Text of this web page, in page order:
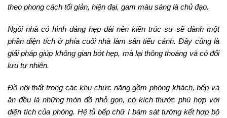
theo phong cách tối giản, hiện đại, gam màu sáng là chủ đạo.
Ngôi nhà có hình dáng hẹp dài nên kiến trúc sư sẽ dành một
phần diện tích ở phía cuối nhà làm sân tiểu cảnh. Đây cũng là
giải pháp giúp không gian bớt hẹp, mà lại thông thoáng và có đối
lưu tự nhiên.
Đồ nội thất trong các khu chức năng gồm phòng khách, bếp và
ăn đều là những món đồ nhỏ gọn, có kích thước phù hợp với
diện tích của phòng. Hệ tủ bếp chữ I bám sát tường kết hợp bộ